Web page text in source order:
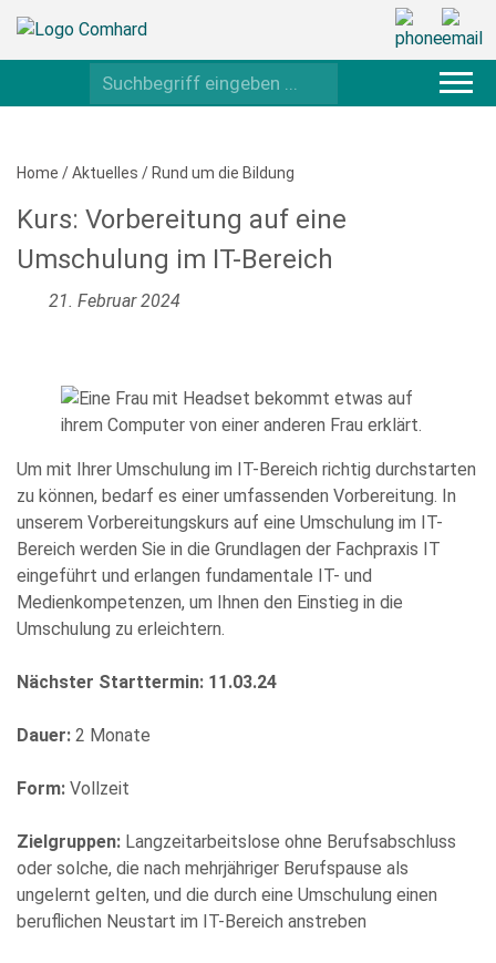
Home /Aktuelles / Rund um die Bildung
Kurs: Vorbereitung auf eine
Umschulung im IT-Bereich
21. Februar 2024
Um mit Ihrer Umschulung im IT-Bereich richtig durchstarten
zu können, bedarf es einer umfassenden Vorbereitung. In
unserem Vorbereitungskurs auf eine Umschulung im IT-
Bereich werden Sie in die Grundlagen der Fachpraxis IT
eingeführt und erlangen fundamentale IT- und
Medienkompetenzen, um Ihnen den Einstieg in die
Umschulung zu erleichtern.
Nächster Starttermin: 11.03.24
Dauer: 2 Monate
Form: Vollzeit
Zielgruppen: Langzeitarbeitslose ohne Berufsabschluss
oder solche, die nach mehrjähriger Berufspause als
ungelernt gelten, und die durch eine Umschulung einen
beruflichen Neustart im IT-Bereich anstreben
Bitte
füllen
Sie
Pflichtfelder
leave
field